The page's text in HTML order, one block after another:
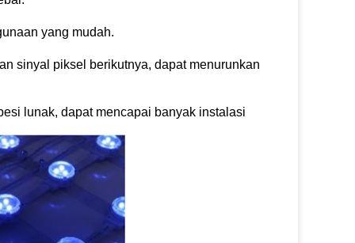
yang mudah.
sinyal piksel berikutnya, dapat menurunkan
lunak, dapat mencapai banyak instalasi